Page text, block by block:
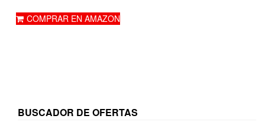
COMPRAR EN AMAZON
BUSCADOR DE OFERTAS